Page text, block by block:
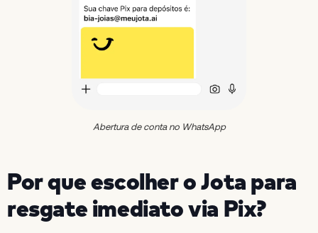
Abertura de conta no WhatsApp
Por que escolher o Jota para
resgate imediato via Pix?